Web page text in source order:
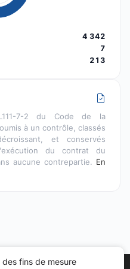
4 342
7
213
7-2 du Code de la
à un contrôle, classés
et conservés
du contrat du
aucune contrepartie. En
fins de mesure